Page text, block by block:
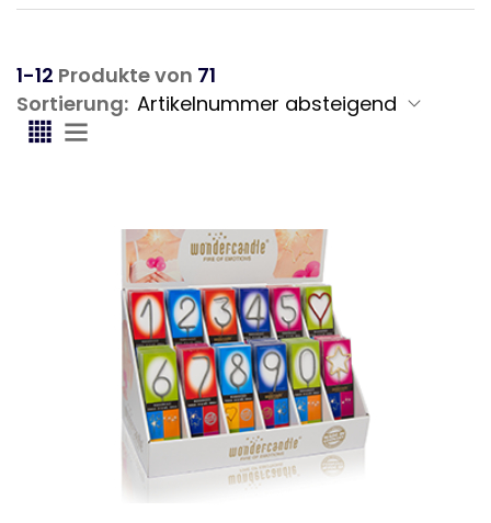
1-12 Produkte von 71
Sortierung: